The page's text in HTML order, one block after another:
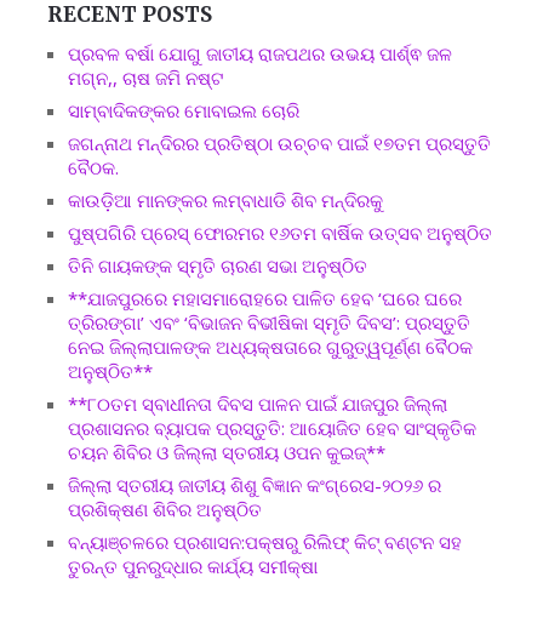
RECENT POSTS
ପ୍ରବଳ ବର୍ଷା ଯୋଗୁ ଜାତୀୟ ରାଜପଥର ଉଭୟ ପାର୍ଶ୍ଵ ଜଳ
ମଗ୍ନ,, ଚାଷ ଜମି ନଷ୍ଟ
ସାମ୍ବାଦିକଙ୍କର ମୋବାଇଲ ଚୋରି
ଜଗନ୍ନାଥ ମନ୍ଦିରର ପ୍ରତିଷ୍ଠା ଉଚ୍ଚବ ପାଇଁ ୧୭ତମ ପ୍ରସ୍ତୁତି
ବୈଠକ.
କାଉଡ଼ିଆ ମାନଙ୍କର ଲମ୍ବାଧାଡି ଶିବ ମନ୍ଦିରକୁ
ପୁଷ୍ପଗିରି ପ୍ରେସ୍ ଫୋରମର ୧୬ତମ ବାର୍ଷିକ ଉତ୍ସବ ଅନୁଷ୍ଠିତ
ତିନି ଗାୟକଙ୍କ ସ୍ମୃତି ଚାରଣ ସଭା ଅନୁଷ୍ଠିତ
**ଯାଜପୁରରେ ମହାସମାରୋହରେ ପାଳିତ ହେବ ‘ଘରେ ଘରେ
ତ୍ରିରଙ୍ଗା’ ଏବଂ ‘ବିଭାଜନ ବିଭୀଷିକା ସ୍ମୃତି ଦିବସ’: ପ୍ରସ୍ତୁତି
ନେଇ ଜିଲ୍ଲାପାଳଙ୍କ ଅଧ୍ୟକ୍ଷତାରେ ଗୁରୁତ୍ୱପୂର୍ଣ୍ଣ ବୈଠକ
ଅନୁଷ୍ଠିତ**
**୮୦ତମ ସ୍ବାଧୀନତା ଦିବସ ପାଳନ ପାଇଁ ଯାଜପୁର ଜିଲ୍ଲା
ପ୍ରଶାସନର ବ୍ୟାପକ ପ୍ରସ୍ତୁତି: ଆୟୋଜିତ ହେବ ସାଂସ୍କୃତିକ
ଚୟନ ଶିବିର ଓ ଜିଲ୍ଲା ସ୍ତରୀୟ ଓପନ କୁଇଜ୍**
ଜିଲ୍ଲା ସ୍ତରୀୟ ଜାତୀୟ ଶିଶୁ ବିଜ୍ଞାନ କଂଗ୍ରେସ-୨୦୨୬ ର
ପ୍ରଶିକ୍ଷଣ ଶିବିର ଅନୁଷ୍ଠିତ
ବନ୍ୟାଞ୍ଚଳରେ ପ୍ରଶାସନ:ପକ୍ଷରୁ ରିଲିଫ୍ କିଟ୍ ବଣ୍ଟନ ସହ
ତୁରନ୍ତ ପୁନରୁଦ୍ଧାର କାର୍ଯ୍ୟ ସମୀକ୍ଷା